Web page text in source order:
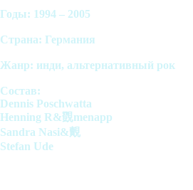
Годы: 1994 – 2005
Страна: Германия
Жанр: инди, альтернативный рок
Состав:
Dennis Poschwatta
Henning R&覴menapp
Sandra Nasi&覿
Stefan Ude